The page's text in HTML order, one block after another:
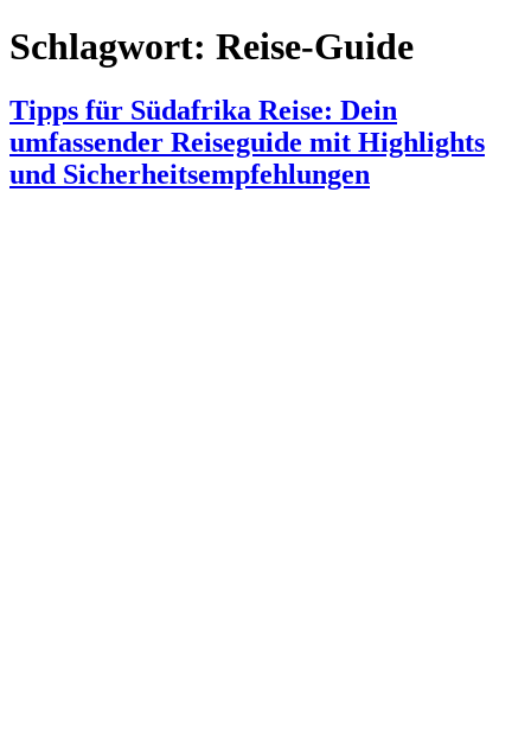
Schlagwort: Reise-Guide
Tipps für Südafrika Reise: Dein
umfassender Reiseguide mit Highlights
und Sicherheitsempfehlungen